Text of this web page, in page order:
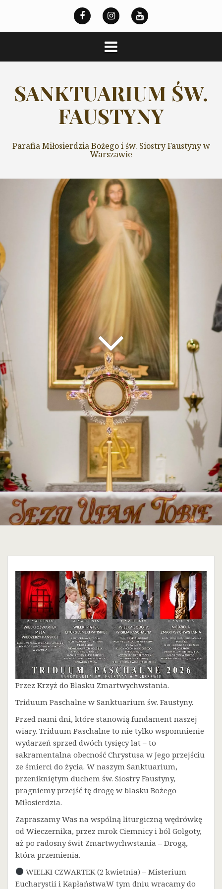
treści
SANKTUARIUM ŚW.
FAUSTYNY
Parafia Miłosierdzia Bożego i św. Siostry Faustyny w
Warszawie
Przez Krzyż do Blasku Zmartwychwstania.
Triduum Paschalne w Sanktuarium św. Faustyny.
Przed nami dni, które stanowią fundament naszej
wiary. Triduum Paschalne to nie tylko wspomnienie
wydarzeń sprzed dwóch tysięcy lat – to
sakramentalna obecność Chrystusa w Jego przejściu
ze śmierci do życia. W naszym Sanktuarium,
przenikniętym duchem św. Siostry Faustyny,
pragniemy przejść tę drogę w blasku Bożego
Miłosierdzia.
Zapraszamy Was na wspólną liturgiczną wędrówkę
od Wieczernika, przez mrok Ciemnicy i ból Golgoty,
aż po radosny świt Zmartwychwstania – Drogą,
która przemienia.
WIELKI CZWARTEK (2 kwietnia) – Misterium
Eucharystii i KapłaństwaW tym dniu wracamy do